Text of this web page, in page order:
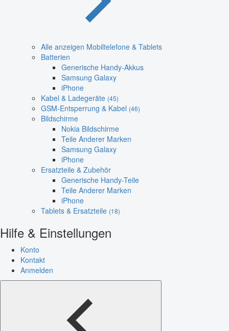
Alle anzeigen Mobiltelefone & Tablets
Batterien
Generische Handy-Akkus
Samsung Galaxy
iPhone
Kabel & Ladegeräte (45)
GSM-Entsperrung & Kabel (46)
Bildschirme
Nokia Bildschirme
Teile Anderer Marken
Samsung Galaxy
iPhone
Ersatzteile & Zubehör
Generische Handy-Teile
Teile Anderer Marken
iPhone
Tablets & Ersatzteile (18)
Hilfe & Einstellungen
Konto
Kontakt
Anmelden